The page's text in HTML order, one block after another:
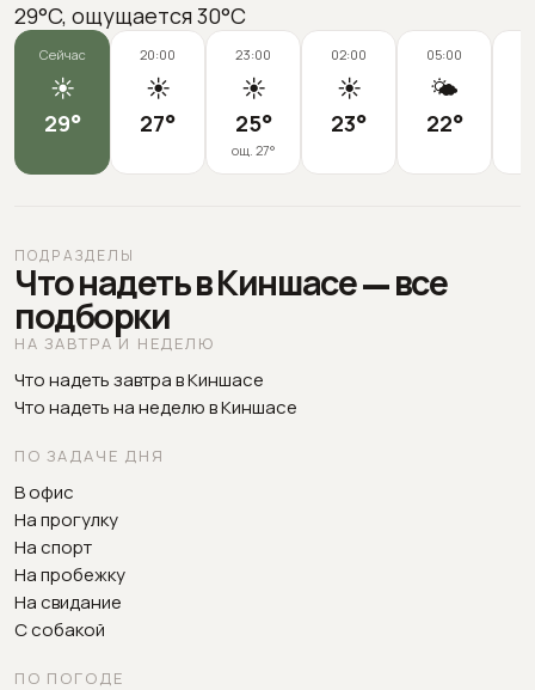
29°C, ощущается 30°C
Сейчас
☀️
29°
20:00
☀️
27°
23:00
☀️
25°
ощ. 27°
02:00
☀️
23°
05:00
🌤️
22°
ПОДРАЗДЕЛЫ
Что надеть в Киншасе — все
подборки
НА ЗАВТРА И НЕДЕЛЮ
Что надеть завтра в Киншасе
Что надеть на неделю в Киншасе
ПО ЗАДАЧЕ ДНЯ
В офис
На прогулку
На спорт
На пробежку
На свидание
С собакой
ПО ПОГОДЕ